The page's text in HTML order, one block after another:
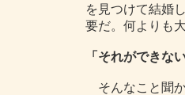
を見つけて結婚
要だ。何よりも
「それができな
そんなこと聞